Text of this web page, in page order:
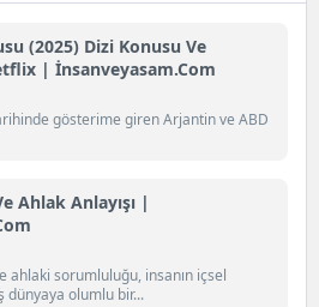
(2025) Dizi Konusu Ve
| İnsanveyasam.com
gösterime giren Arjantin ve ABD
Ahlak Anlayışı |
ahlaki sorumluluğu, insanın içsel
dünyaya olumlu bir...